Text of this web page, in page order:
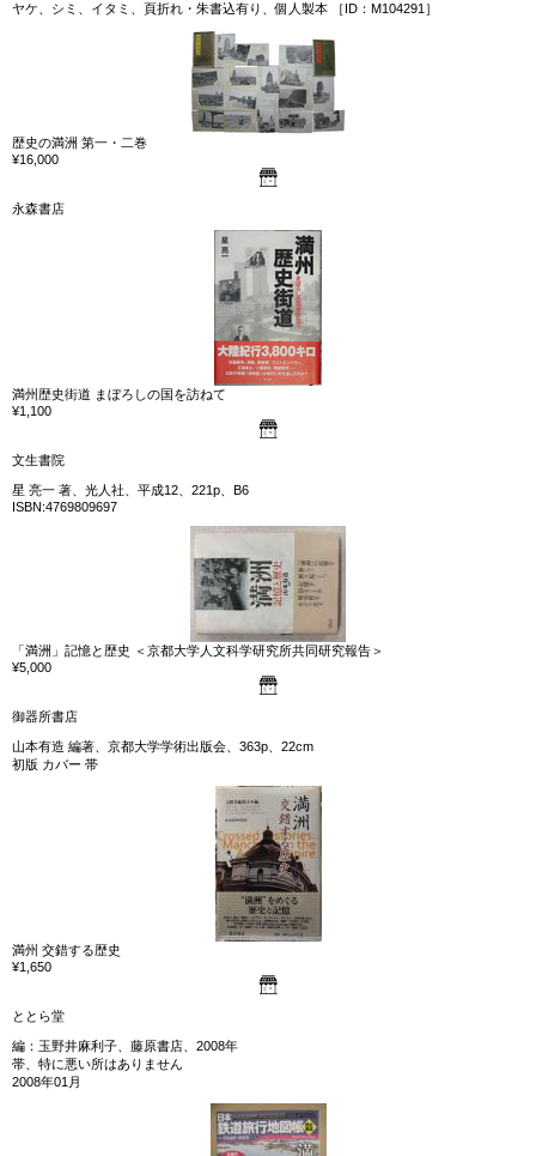
ヤケ、シミ、イタミ、頁折れ・朱書込有り、個人製本 ［ID：M104291］
歴史の満洲 第一・二巻
¥16,000
永森書店
満州歴史街道 まぼろしの国を訪ねて
¥1,100
文生書院
星 亮一 著、光人社、平成12、221p、B6
ISBN:4769809697
「満洲」記憶と歴史 ＜京都大学人文科学研究所共同研究報告＞
¥5,000
御器所書店
山本有造 編著、京都大学学術出版会、363p、22cm
初版 カバー 帯
満州 交錯する歴史
¥1,650
ととら堂
編：玉野井麻利子、藤原書店、2008年
帯、特に悪い所はありません
2008年01月